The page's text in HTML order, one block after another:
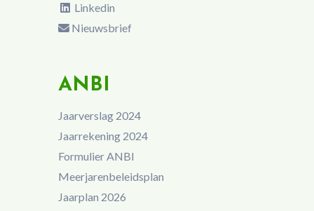
Linkedin
Nieuwsbrief
ANBI
Jaarverslag 2024
Jaarrekening 2024
Formulier ANBI
Meerjarenbeleidsplan
Jaarplan 2026